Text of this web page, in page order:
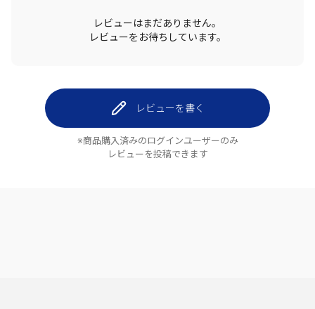
レビューはまだありません。
レビューをお待ちしています。
レビューを書く
※商品購入済みのログインユーザーのみ
レビューを投稿できます